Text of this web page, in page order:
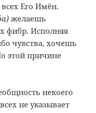
Его Имён.
желаешь
фибр. Исполняя
чувства, хочешь
этой причине
некоего
не указывает